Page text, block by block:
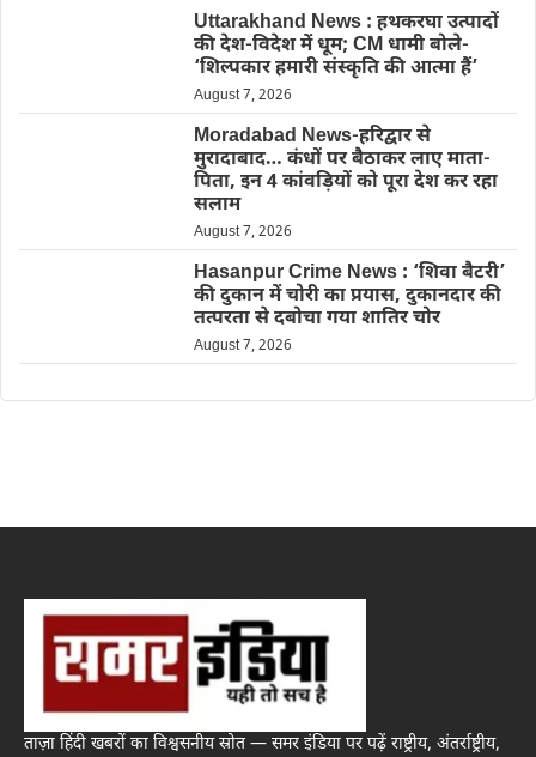
Uttarakhand News : हथकरघा उत्पादों
की देश-विदेश में धूम; CM धामी बोले-
‘शिल्पकार हमारी संस्कृति की आत्मा हैं’
August 7, 2026
Moradabad News-हरिद्वार से
मुरादाबाद… कंधों पर बैठाकर लाए माता-
पिता, इन 4 कांवड़ियों को पूरा देश कर रहा
सलाम
August 7, 2026
Hasanpur Crime News : ‘शिवा बैटरी’
की दुकान में चोरी का प्रयास, दुकानदार की
तत्परता से दबोचा गया शातिर चोर
August 7, 2026
ताज़ा हिंदी खबरों का विश्वसनीय स्रोत — समर इंडिया पर पढ़ें राष्ट्रीय, अंतर्राष्ट्रीय,